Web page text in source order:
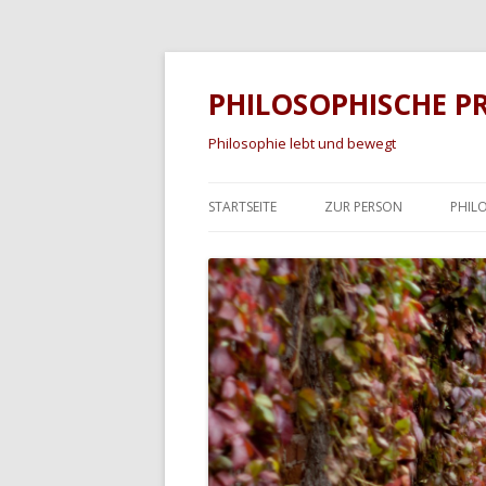
PHILOSOPHISCHE
Philosophie lebt und bewegt
STARTSEITE ZUR PERSON